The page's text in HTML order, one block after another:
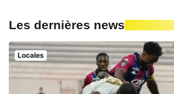
Les dernières news
Locales